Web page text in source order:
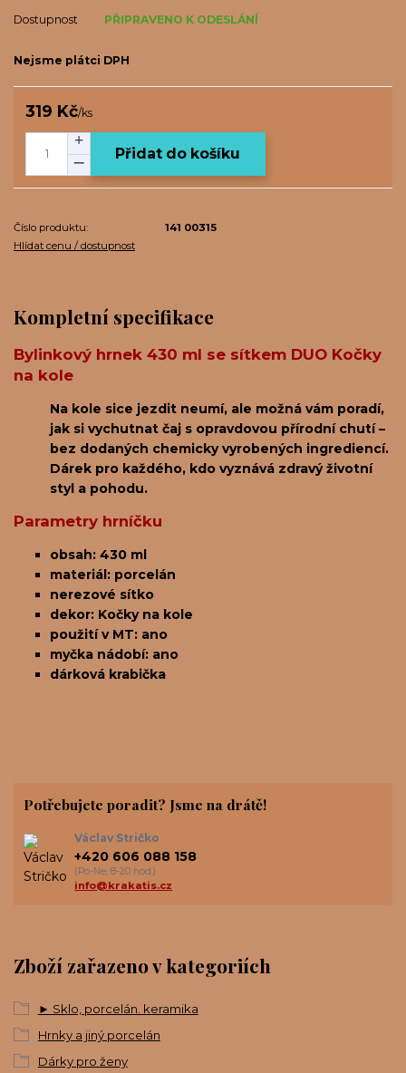
Dostupnost PŘIPRAVENO K ODESLÁNÍ
Nejsme plátci DPH
319 Kč/ks
Přidat do košíku
Číslo produktu:
141 00315
Hlídat cenu / dostupnost
Kompletní specifikace
Bylinkový hrnek 430 ml se sítkem DUO Kočky
na kole
Na kole sice jezdit neumí, ale možná vám poradí,
jak si vychutnat čaj s opravdovou přírodní chutí –
bez dodaných chemicky vyrobených ingrediencí.
Dárek pro každého, kdo vyznává zdravý životní
styl a pohodu.
Parametry hrníčku
obsah: 430 ml
materiál: porcelán
nerezové sítko
dekor: Kočky na kole
použití v MT: ano
myčka nádobí: ano
dárková krabička
Zboží zařazeno v kategoriích
► Sklo, porcelán. keramika
Hrnky a jiný porcelán
Dárky pro ženy
Potřebujete poradit? Jsme na drátě!
Václav Stričko
+420 606 088 158
(Po-Ne, 8-20 hod.)
info@krakatis.cz